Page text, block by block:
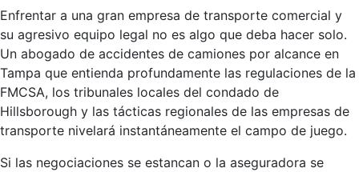
Enfrentar a una gran empresa de transporte comercial y
su agresivo equipo legal no es algo que deba hacer solo.
Un abogado de accidentes de camiones por alcance en
Tampa que entienda profundamente las regulaciones de la
FMCSA, los tribunales locales del condado de
Hillsborough y las tácticas regionales de las empresas de
transporte nivelará instantáneamente el campo de juego.
Si las negociaciones se estancan o la aseguradora se